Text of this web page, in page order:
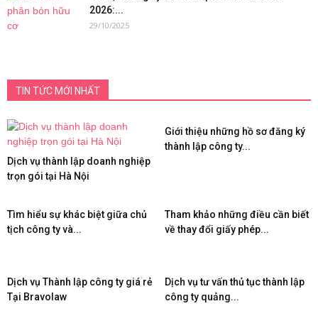
2026:...
29/10/2025
TIN TỨC MỚI NHẤT
Dịch vụ thành lập doanh nghiệp
trọn gói tại Hà Nội
Giới thiệu những hồ sơ đăng ký
thành lập công ty...
Tìm hiểu sự khác biệt giữa chủ
tịch công ty và...
Tham khảo những điều cần biết
về thay đổi giấy phép...
Dịch vụ Thành lập công ty giá rẻ
Tại Bravolaw
Dịch vụ tư vấn thủ tục thành lập
công ty quảng...